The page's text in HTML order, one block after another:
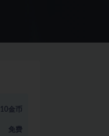
10金币
免费